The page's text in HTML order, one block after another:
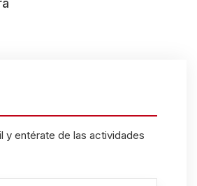
y entérate de las actividades